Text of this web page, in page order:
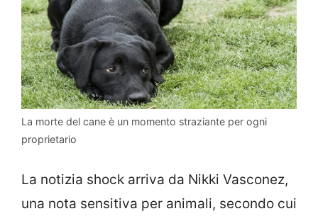
La morte del cane è un momento straziante per ogni
proprietario
La notizia shock arriva da Nikki Vasconez,
una nota sensitiva per animali, secondo cui